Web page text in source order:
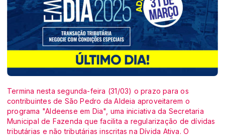
Termina nesta segunda-feira (31/03) o prazo para os
contribuintes de São Pedro da Aldeia aproveitarem o
programa "Aldeense em Dia", uma iniciativa da Secretaria
Municipal de Fazenda que facilita a regularização de dívidas
tributárias e não tributárias inscritas na Dívida Ativa. O